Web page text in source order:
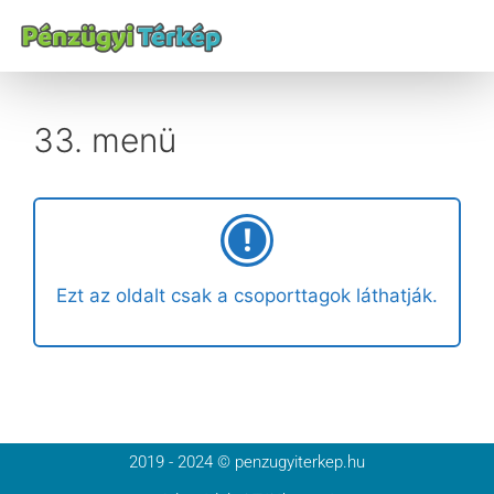
33. menü
Ezt az oldalt csak a csoporttagok láthatják.
2019 - 2024 © penzugyiterkep.hu